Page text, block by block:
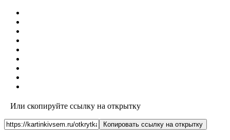
Или скопируйте ссылку на открытку
Копировать ссылку на открытку